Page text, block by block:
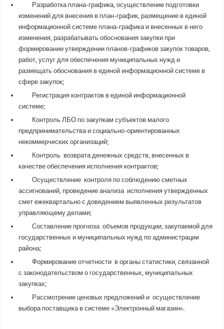
Разработка плана-графика, осуществление подготовки
изменений для внесения в план-график, размещение в единой
информационной системе плана-графика и внесенных в него
изменения, разрабатывать обоснования закупки при
формировании утверждении планов-графиков закупок товаров,
работ, услуг для обеспечения муниципальных нужд и
размещать обоснования в единой информационной системе в
сфере закупок;
Регистрация контрактов в единой информационной
системе;
Контроль ЛБО по закупкам субъектов малого
предпринимательства и социально-ориентированных
некоммерческих организаций;
Контроль возврата денежных средств, внесенных в
качестве обеспечения исполнения контрактов;
Осуществление контроля по соблюдению сметных
ассигнований, проведение анализа исполнения утвержденных
смет ежеквартально с доведением выявленных результатов
управляющему делами;
Составление прогноза объемов продукции, закупаемой для
государственных и муниципальных нужд по администрации
района;
Формирование отчетности в органы статистики, связанной
с законодательством о государственных, муниципальных
закупках;
Рассмотрение ценовых предложений и осуществление
выбора поставщика в системе «Электронный магазин».